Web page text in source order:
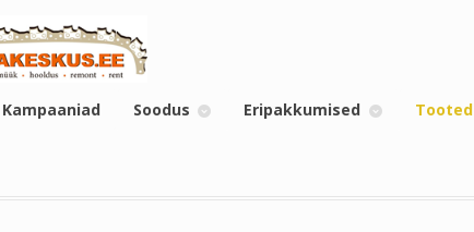
Kampaaniad Soodus Eripakkumised Tooted